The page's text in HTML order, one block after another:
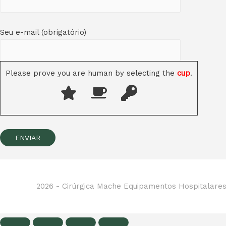
Seu e-mail (obrigatório)
Please prove you are human by selecting the cup.
2026 - Cirúrgica Mache Equipamentos Hospitalares